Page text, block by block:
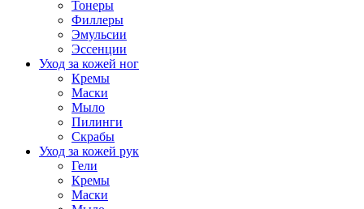
Тонеры
Филлеры
Эмульсии
Эссенции
Уход за кожей ног
Кремы
Маски
Мыло
Пилинги
Скрабы
Уход за кожей рук
Гели
Кремы
Маски